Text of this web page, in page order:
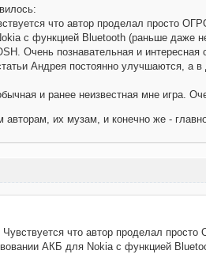
что автор проделал просто
с функцией Bluetooth (раньше даже
познавательная и интересная
Андрея постоянно улучшаются, а в
и ранее неизвестная мне игра.
их музам, и конечно же -
что автор проделал
АКБ для Nokia с функцией